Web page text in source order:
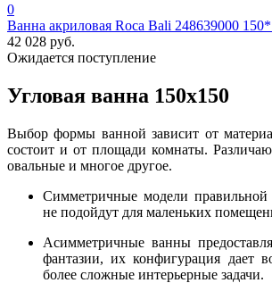
0
Ванна акриловая Roca Bali 248639000
42 028 руб.
Ожидается поступление
Угловая ванна 150х150
Выбор формы ванной зависит от
состоит и от площади комнаты.
овальные и многое другое.
Симметричные модели
не подойдут для маленьких
Асимметричные ванны
фантазии, их конфигурация дает
более сложные интерьерные задачи.